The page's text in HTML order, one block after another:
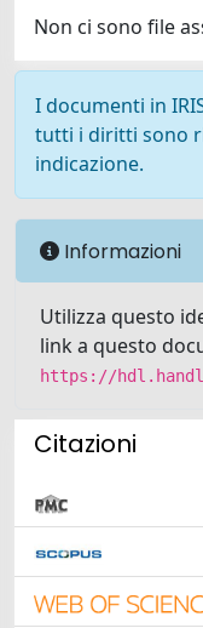
Non ci sono file
I documenti in
tutti i diritti sono
indicazione.
Informazioni
Utilizza questo
link a questo
https://
Citazioni